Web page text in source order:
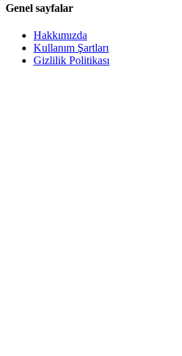
Genel sayfalar
Hakkımızda
Kullanım Şartları
Gizlilik Politikası